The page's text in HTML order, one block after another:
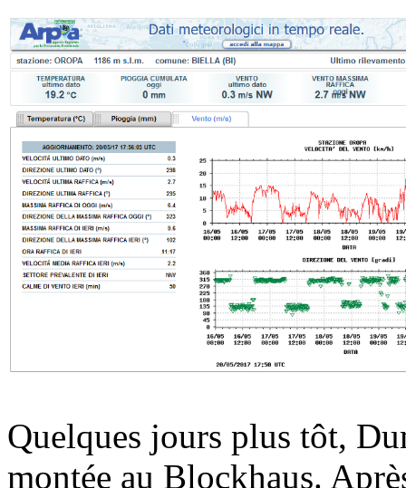
Quelques jours plus tôt,
montée au Blockhaus.